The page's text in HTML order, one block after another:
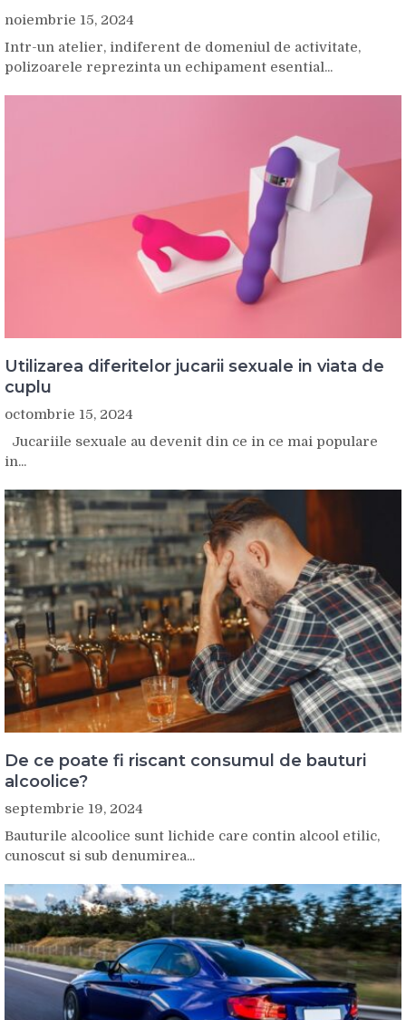
noiembrie 15, 2024
Intr-un atelier, indiferent de domeniul de activitate,
polizoarele reprezinta un echipament esential...
Utilizarea diferitelor jucarii sexuale in viata de
cuplu
octombrie 15, 2024
Jucariile sexuale au devenit din ce in ce mai populare
in...
De ce poate fi riscant consumul de bauturi
alcoolice?
septembrie 19, 2024
Bauturile alcoolice sunt lichide care contin alcool etilic,
cunoscut si sub denumirea...